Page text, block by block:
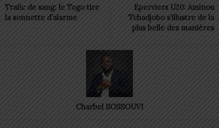
Trafic de sang: le Togo tire
la sonnette d’alarme
Eperviers U20: Aminou
Tchadjobo s’illustre de la
plus belle des manières
Charbel SOSSOUVI